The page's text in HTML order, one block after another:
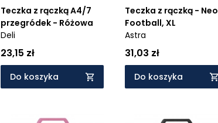
Teczka z rączką A4/7
przegródek - Różowa
Deli
23,15 zł
Do koszyka
Teczka z rączką - Neo
Football, XL
Astra
31,03 zł
Do koszyka